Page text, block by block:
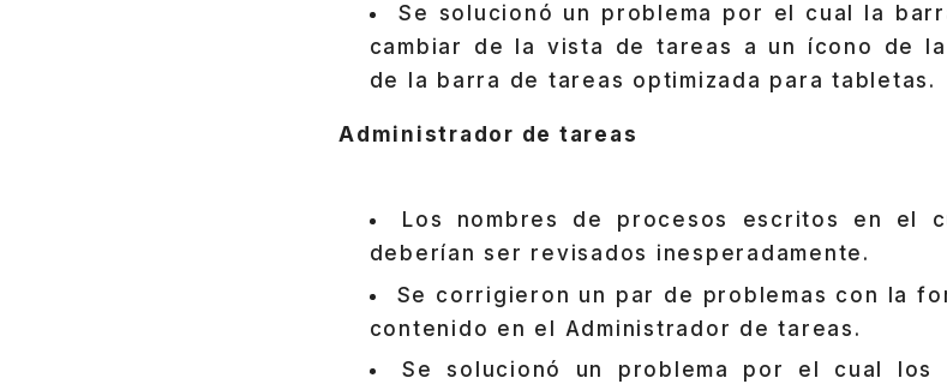
Se solucionó un problema por el cual la
cambiar de la vista de tareas a un ícono de
de la barra de tareas optimizada para tabletas.
Administrador de tareas
Los nombres de procesos escritos en el
deberían ser revisados ​​inesperadamente.
Se corrigieron un par de problemas con la
contenido en el Administrador de tareas.
Se solucionó un problema por el cual los